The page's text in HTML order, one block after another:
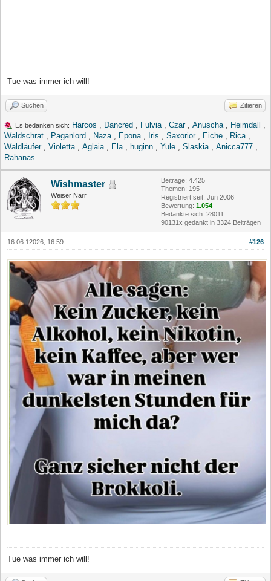
Tue was immer ich will!
Suchen Zitieren
Es bedanken sich: Harcos , Dancred , Fulvia, Czar, Anuscha, Heimdall
,
Waldschrat , Paganlord , Naza, Epona, Iris , Saxorior, Eiche , Rica,
Waldläufer, Violetta, Aglaia, Ela, huginn , Yule , Slaskia, Anicca777 ,
Rahanas
Wishmaster
Weiser Narr
Beiträge: 4.425
Themen: 195
Registriert seit: Jun 2006
Bewertung: 1.054
Bedankte sich: 28011
90131x gedankt in 3324 Beiträgen
#126
16.06.12026, 16:59
Tue was immer ich will!